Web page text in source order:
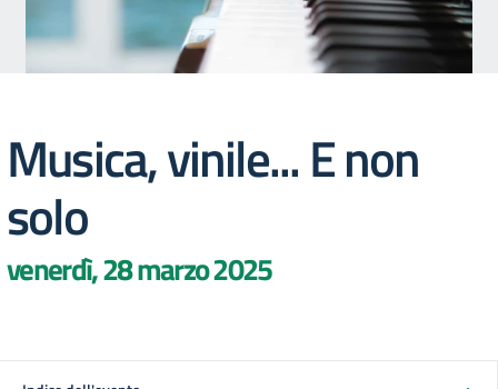
Musica, vinile... E non
solo
venerdì, 28 marzo 2025